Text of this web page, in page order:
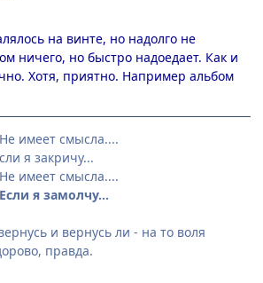
на винте, но надолго не
ничего, но быстро надоедает. Как и
Хотя, приятно. Например альбом
имеет смысла....
я закричу...
имеет смысла....
я замолчу...
и вернусь ли - на то воля
правда.